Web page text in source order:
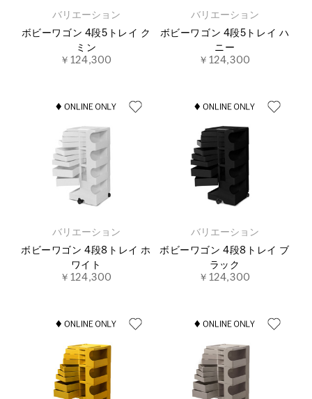
バリエーション
ボビーワゴン 4段5トレイ ク
ミン
￥124,300
バリエーション
ボビーワゴン 4段5トレイ ハ
ニー
￥124,300
バリエーション
ボビーワゴン 4段8トレイ ホ
ワイト
￥124,300
バリエーション
ボビーワゴン 4段8トレイ ブ
ラック
￥124,300